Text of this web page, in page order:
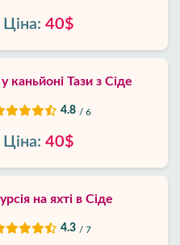
Ціна: 40$
каньйоні Тази з Сіде
4.8 / 6
Ціна: 40$
на яхті в Сіде
4.3 / 7